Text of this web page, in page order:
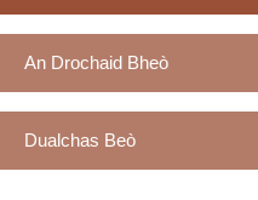
An Drochaid Bheò
Dualchas Beò